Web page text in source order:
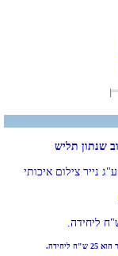
ע"ג נייר צילום איכותי